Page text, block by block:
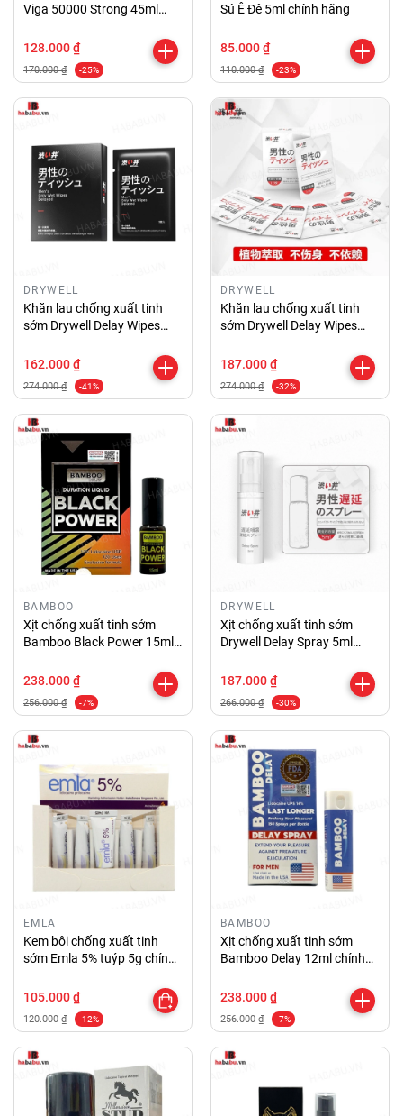
Viga 50000 Strong 45ml
128.000 ₫
170.000 ₫ -25%
Sú Ê Đê 5ml chính hãng
85.000 ₫
110.000 ₫ -23%
DRYWELL
Khăn lau chống xuất tinh
sớm Drywell Delay Wipes
162.000 ₫
274.000 ₫ -41%
DRYWELL
Khăn lau chống xuất tinh
sớm Drywell Delay Wipes
187.000 ₫
274.000 ₫ -32%
BAMBOO
Xịt chống xuất tinh sớm
Bamboo Black Power 15ml
238.000 ₫
256.000 ₫ -7%
DRYWELL
Xịt chống xuất tinh sớm
Drywell Delay Spray 5ml
187.000 ₫
266.000 ₫ -30%
EMLA
Kem bôi chống xuất tinh
sớm Emla 5% tuýp 5g chính
105.000 ₫
120.000 ₫ -12%
BAMBOO
Xịt chống xuất tinh sớm
Bamboo Delay 12ml chính
238.000 ₫
256.000 ₫ -7%